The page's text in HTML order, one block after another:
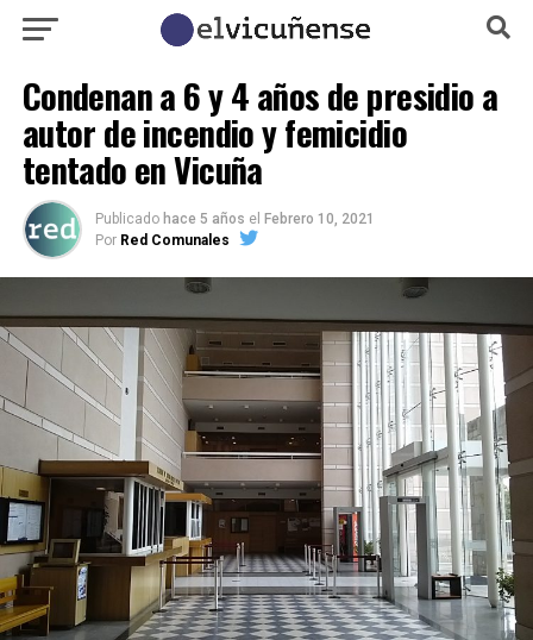
Condenan a 6 y 4 años de presidio a
autor de incendio y femicidio
tentado en Vicuña
Publicado hace 5 años el Febrero 10, 2021
Por Red Comunales